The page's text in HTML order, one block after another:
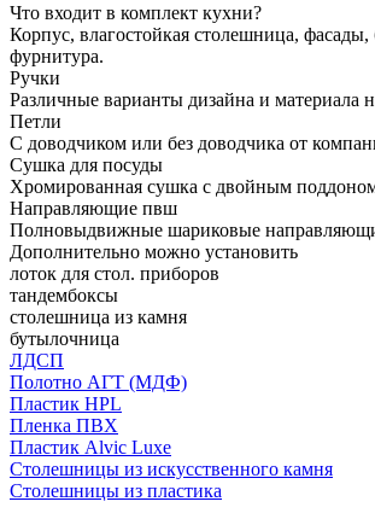
Что входит в комплект кухни?
Корпус, влагостойкая столешница, фасады,
фурнитура.
Ручки
Различные варианты дизайна и материала
Петли
С доводчиком или без доводчика от
Сушка для посуды
Хромированная сушка с двойным
Направляющие пвш
Полновыдвижные шариковые
Дополнительно можно установить
лоток для стол. приборов
тандембоксы
столешница из камня
бутылочница
ЛДСП
Полотно АГТ (МДФ)
Пластик HPL
Пленка ПВХ
Пластик Alvic Luxe
Столешницы из искусственного камня
Столешницы из пластика